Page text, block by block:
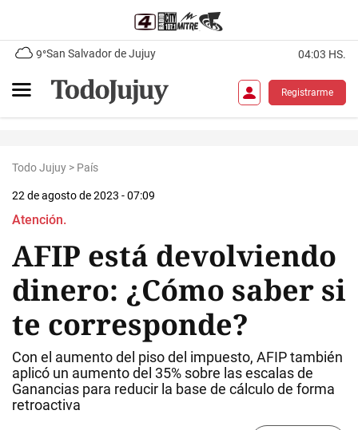
9°San Salvador de Jujuy 04:03 HS.
Registrarme
Todo Jujuy > País
22 de agosto de 2023 - 07:09
Atención.
AFIP está devolviendo
dinero: ¿Cómo saber si
te corresponde?
Con el aumento del piso del impuesto, AFIP también
aplicó un aumento del 35% sobre las escalas de
Ganancias para reducir la base de cálculo de forma
retroactiva